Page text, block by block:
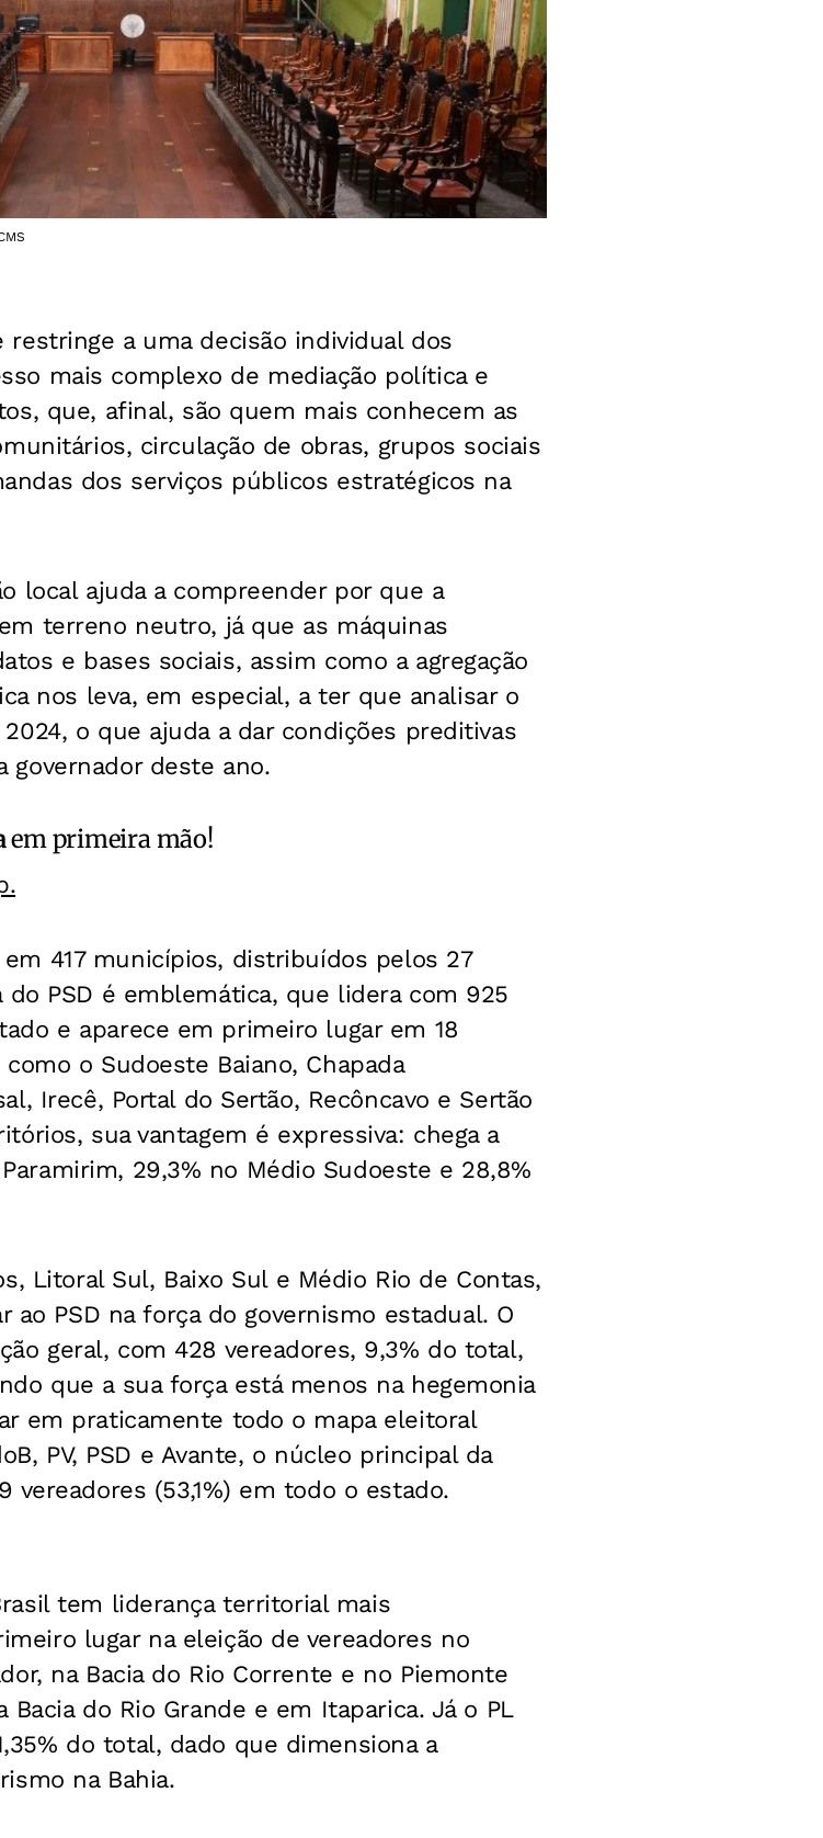
restringe a uma decisão individual dos
mais complexo de mediação política e
que, afinal, são quem mais conhecem as
circulação de obras, grupos sociais
dos serviços públicos estratégicos na
local ajuda a compreender por que a
terreno neutro, já que as máquinas
e bases sociais, assim como a agregação
nos leva, em especial, a ter que analisar o
o que ajuda a dar condições preditivas
governador deste ano.
em primeira mão!
417 municípios, distribuídos pelos 27
PSD é emblemática, que lidera com 925
e aparece em primeiro lugar em 18
o Sudoeste Baiano, Chapada
Irecê, Portal do Sertão, Recôncavo e Sertão
sua vantagem é expressiva: chega a
29,3% no Médio Sudoeste e 28,8%
Litoral Sul, Baixo Sul e Médio Rio de Contas,
PSD na força do governismo estadual. O
geral, com 428 vereadores, 9,3% do total,
que a sua força está menos na hegemonia
em praticamente todo o mapa eleitoral
PV, PSD e Avante, o núcleo principal da
vereadores (53,1%) em todo o estado.
tem liderança territorial mais
lugar na eleição de vereadores no
na Bacia do Rio Corrente e no Piemonte
do Rio Grande e em Itaparica. Já o PL
do total, dado que dimensiona a
na Bahia.